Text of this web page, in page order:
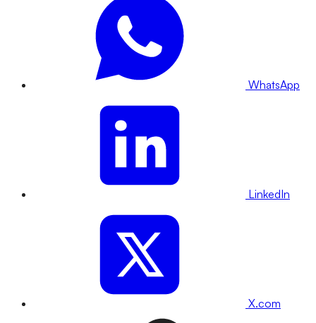
WhatsApp
LinkedIn
X.com